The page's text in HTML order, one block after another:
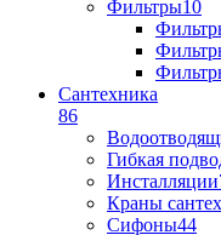
Фильтры10
Сантехника
86
Гибкая
Инсталляции
Краны
Сифоны44